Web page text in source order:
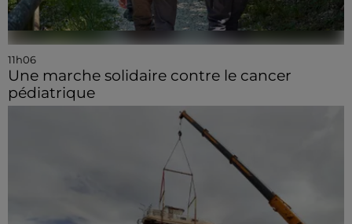
11h06
Une marche solidaire contre le cancer
pédiatrique